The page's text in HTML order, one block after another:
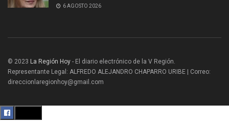
6 AGOSTO 2026
© 2023 La Región Hoy - El diario electrónico de la V Región.
Representante Legal: ALFREDO ALEJANDRO CHAPARRO URIBE | Correo:
direccionlaregionhoy@gmail.com